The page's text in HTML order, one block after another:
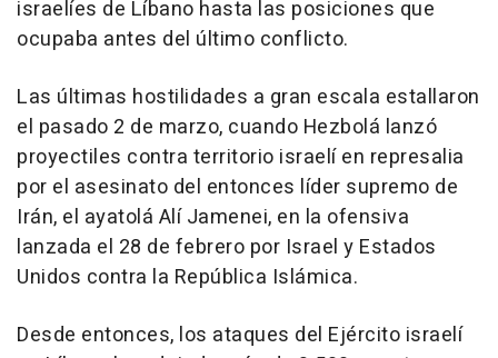
israelíes de Líbano hasta las posiciones que
ocupaba antes del último conflicto.
Las últimas hostilidades a gran escala estallaron
el pasado 2 de marzo, cuando Hezbolá lanzó
proyectiles contra territorio israelí en represalia
por el asesinato del entonces líder supremo de
Irán, el ayatolá Alí Jamenei, en la ofensiva
lanzada el 28 de febrero por Israel y Estados
Unidos contra la República Islámica.
Desde entonces, los ataques del Ejército israelí